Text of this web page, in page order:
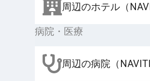
周辺のホテル（
病院・医療
周辺の病院（